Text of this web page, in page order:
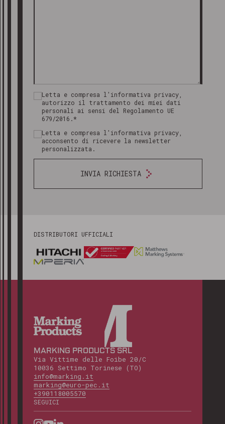
Letta e compresa l'informativa privacy,
autorizzo il trattamento dei miei dati
personali ai sensi del Regolamento UE
679/2016.*
Letta e compresa l'informativa privacy,
acconsento di ricevere la newsletter
personalizzata.
INVIA RICHIESTA
DISTRIBUTORI UFFICIALI
MARKING PRODUCTS SRL
Via Vittime delle Foibe 20/C
10036 Settimo Torinese (TO)
info@marking.it
marking@euro-pec.it
+390118005570
SEGUICI